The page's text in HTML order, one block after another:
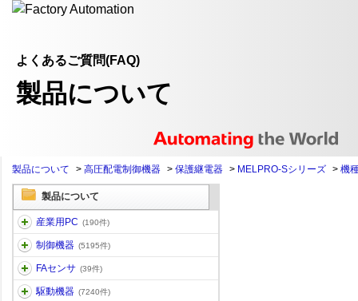
よくあるご質問(FAQ)
製品について
製品について > 高圧配電制御機器 > 保護継電器 > MELPRO-Sシリーズ > 機
製品について
産業用PC (190件)
制御機器 (5195件)
FAセンサ (39件)
駆動機器 (7240件)